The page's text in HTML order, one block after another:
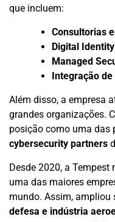
que incluem:
Consultorias
Digital
Managed
Integração
Além disso, a empresa
grandes organizações.
posição como uma das
cybersecurity partners
Desde 2020, a
uma das maiores
mundo. Assim, ampliou
defesa e indústria